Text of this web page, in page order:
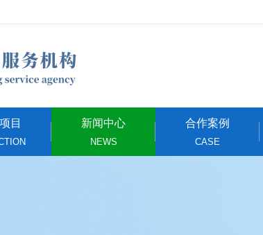
目 新闻中心
NEWS
合作案例
CASE